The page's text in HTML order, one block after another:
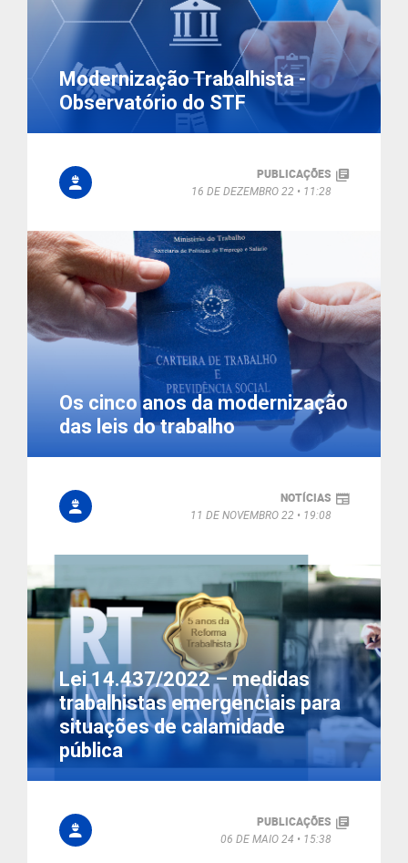
Modernização Trabalhista -
Observatório do STF
PUBLICAÇÕES
16 DE DEZEMBRO 22
11:28
Os cinco anos da modernização
das leis do trabalho
NOTÍCIAS
11 DE NOVEMBRO 22
19:08
Lei 14.437/2022 – medidas
trabalhistas emergenciais para
situações de calamidade
pública
PUBLICAÇÕES
06 DE MAIO 24
15:38